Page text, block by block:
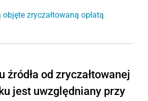
zryczałtowaną opłatą
źródła od zryczałtowanej
jest uwzględniany przy